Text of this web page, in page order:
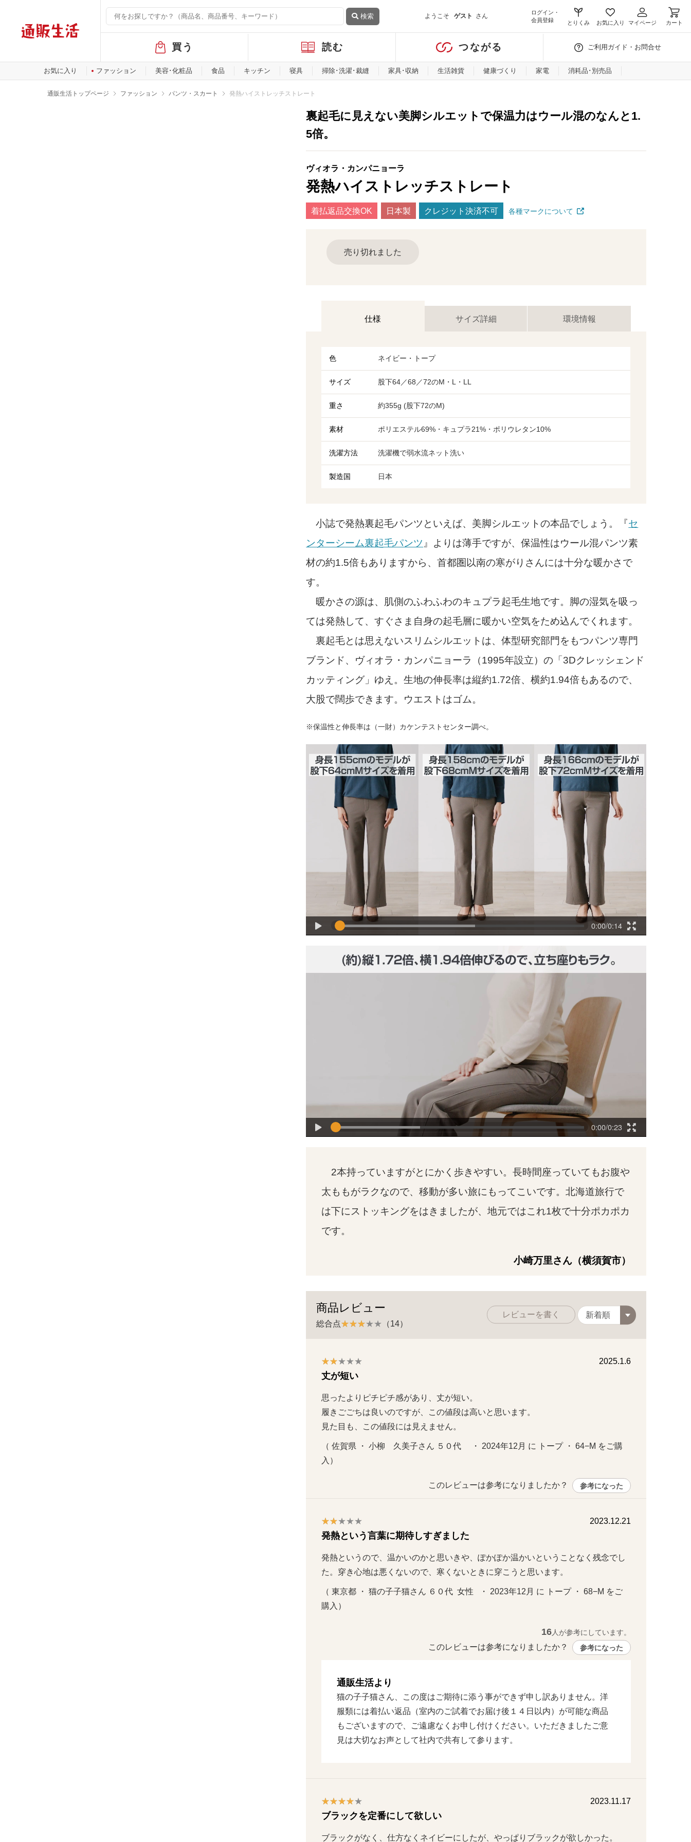
検索 ようこそ ゲスト さん
ログイン・
会員登録
とりくみ お気に入り マイページ カート
バ
ル
メ
買う 読む つながる ご利用ガイド・お問合せ
お気に入り ファッション 美容･化粧品 食品 キッチン 寝具 掃除･洗濯･裁縫 家具･収納 生活雑貨 健康づくり 家電 消耗品･別売品
通販生活トップページ ファッション パンツ・スカート 発熱ハイストレッチストレート
裏起毛に見えない美脚シルエットで保温力はウール混のなんと1.
5倍。
ヴィオラ・カンパニョーラ
発熱ハイストレッチストレート
着払返品交換OK 日本製 クレジット決済不可 各種マークについて
売り切れました
仕様 サイズ詳細 環境情報
色 ネイビー・トープ
サイズ 股下64／68／72のM・L・LL
重さ 約355g (股下72のM)
素材 ポリエステル69%・キュプラ21%・ポリウレタン10%
洗濯方法 洗濯機で弱水流ネット洗い
製造国 日本
小誌で発熱裏起毛パンツといえば、美脚シルエットの本品でしょう。『セ
ンターシーム裏起毛パンツ 』よりは薄手ですが、保温性はウール混パンツ素
材の約1.5倍もありますから、首都圏以南の寒がりさんには十分な暖かさで
す。
暖かさの源は、肌側のふわふわのキュプラ起毛生地です。脚の湿気を吸っ
ては発熱して、すぐさま自身の起毛層に暖かい空気をため込んでくれます。
裏起毛とは思えないスリムシルエットは、体型研究部門をもつパンツ専門
ブランド、ヴィオラ・カンパニョーラ（1995年設立）の「3Dクレッシェンド
カッティング」ゆえ。生地の伸長率は縦約1.72倍、横約1.94倍もあるので、
大股で闊歩できます。ウエストはゴム。
※保温性と伸長率は（一財）カケンテストセンター調べ。
2本持っていますがとにかく歩きやすい。長時間座っていてもお腹や
太ももがラクなので、移動が多い旅にもってこいです。北海道旅行で
は下にストッキングをはきましたが、地元ではこれ1枚で十分ポカポカ
です。
小崎万里さん（横須賀市）
商品レビュー
総合点 （14）
レビューを書く
2025.1.6
丈が短い
思ったよりピチピチ感があり、丈が短い。
履きごごちは良いのですが、この値段は高いと思います。
見た目も、この値段には見えません。
（ 佐賀県 ・ 小柳　久美子さん ５０代     ・ 2024年12月 に トープ ・ 64−M をご購
入）
このレビューは参考になりましたか？ 参考になった
2023.12.21
発熱という言葉に期待しすぎました
発熱というので、温かいのかと思いきや、ぽかぽか温かいということなく残念でし
た。穿き心地は悪くないので、寒くないときに穿こうと思います。
（ 東京都 ・ 猫の子子猫さん ６０代  女性   ・ 2023年12月 に トープ ・ 68−M をご
購入）
16人が参考にしています。
このレビューは参考になりましたか？ 参考になった
通販生活より
猫の子子猫さん、この度はご期待に添う事ができず申し訳ありません。洋
服類には着払い返品（室内のご試着でお届け後１４日以内）が可能な商品
もございますので、ご遠慮なくお申し付けください。いただきましたご意
見は大切なお声として社内で共有して参ります。
2023.11.17
ブラックを定番にして欲しい
ブラックがなく、仕方なくネイビーにしたが、やっぱりブラックが欲しかった。